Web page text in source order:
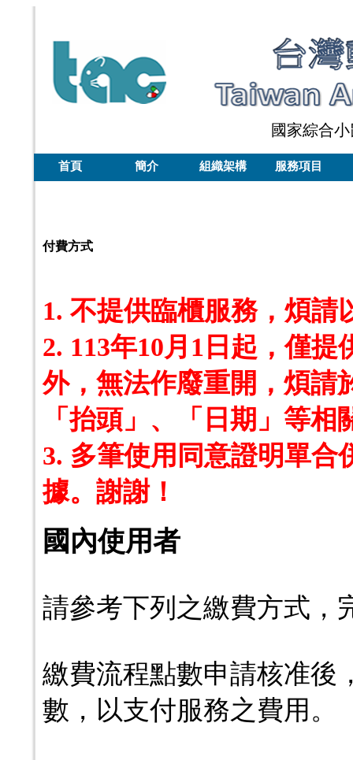
國家綜合
首頁 簡介 組織架構 服務項目
付費方式
1. 不提供臨櫃服務，煩請
2. 113年10月1日起，僅
外，無法作廢重開，煩請
「抬頭」、「日期」等相
3. 多筆使用同意證明單合
據。謝謝！
國內使用者
請參考下列之繳費方式，
繳費流程點數申請核准後
數，以支付服務之費用。